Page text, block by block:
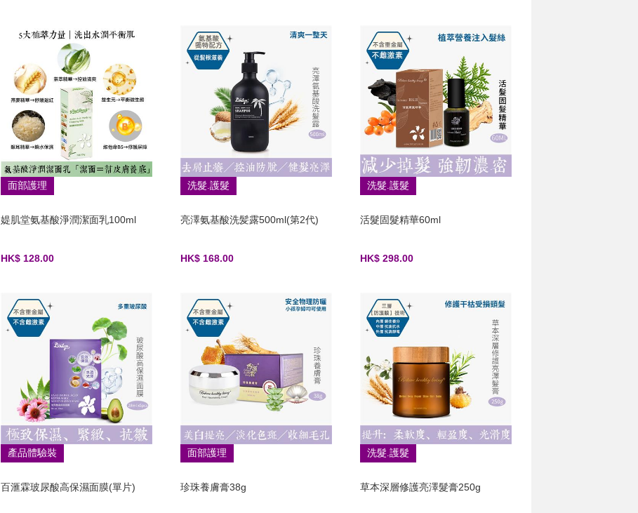
面部護理
媞肌堂氨基酸淨潤潔面乳100ml
HK$ 128.00
洗髮.護髮
亮澤氨基酸洗髪露500ml(第2代)
HK$ 168.00
洗髮.護髮
活髮固髮精華60ml
HK$ 298.00
產品體驗裝
百滙霖玻尿酸高保濕面膜(單片)
面部護理
珍珠養膚膏38g
洗髮.護髮
草本深層修護亮澤髮膏250g